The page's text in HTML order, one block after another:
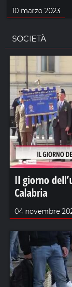
10 marzo 2023
SOCIETÀ
Il giorno
Calabria
04 novembre